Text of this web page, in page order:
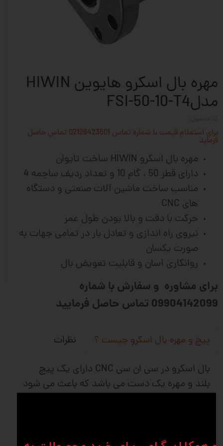
مهره بال اسکرو هایوین HIWIN
مدلFSI-50-10-T4
برای استعلام قیمت با شماره تماس 02128423501 تماس حاصل
فرماید
مهره بال اسکرو HIWIN ساخت تایوان
دارای قطر 50 ، گام 10 و تعداد ردیف ساچمه 4
مناسب ساخت ماشین آلات صنعتی و دستگاه
های CNC
حرکت با دقت و بالا بودن طول عمر
نیروی راه اندازی و تعادل بار در تمامی جهات به
صورت یکسان
روانکاری آسان و قابلیت تعویض بال
برای مشاوره و سفارش با شماره
09904142099 تماس حاصل فرمایید
پیچ و مهره بال اسکرو چیست ؟ نظرات
بال اسکرو در سی ان سی CNC دارای یک پیچ
بلند و مهره یک دست می باشد که باعث می شود